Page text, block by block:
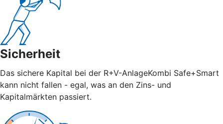
Sicherheit
Das sichere Kapital bei der R+V-AnlageKombi Safe+Smart
kann nicht fallen - egal, was an den Zins- und
Kapitalmärkten passiert.